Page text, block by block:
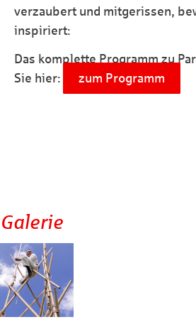
verzaubert und mitgerissen,
inspiriert:
Das komplette Programm zu
Sie hier:
zum Programm
Galerie